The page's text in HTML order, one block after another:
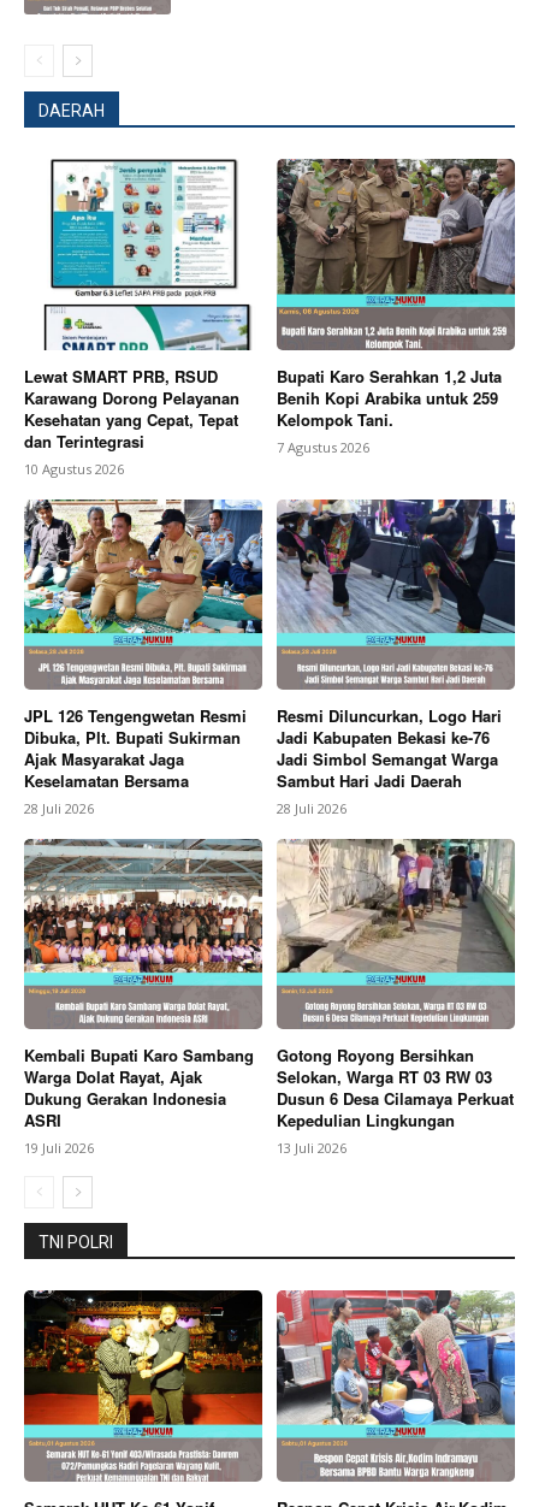
DAERAH
Lewat SMART PRB, RSUD
Karawang Dorong Pelayanan
Kesehatan yang Cepat, Tepat
dan Terintegrasi
10 Agustus 2026
Bupati Karo Serahkan 1,2 Juta
Benih Kopi Arabika untuk 259
Kelompok Tani.
7 Agustus 2026
JPL 126 Tengengwetan Resmi
Dibuka, Plt. Bupati Sukirman
Ajak Masyarakat Jaga
Keselamatan Bersama
28 Juli 2026
Resmi Diluncurkan, Logo Hari
Jadi Kabupaten Bekasi ke-76
Jadi Simbol Semangat Warga
Sambut Hari Jadi Daerah
28 Juli 2026
Kembali Bupati Karo Sambang
Warga Dolat Rayat, Ajak
Dukung Gerakan Indonesia
ASRI
19 Juli 2026
Gotong Royong Bersihkan
Selokan, Warga RT 03 RW 03
Dusun 6 Desa Cilamaya Perkuat
Kepedulian Lingkungan
13 Juli 2026
TNI POLRI